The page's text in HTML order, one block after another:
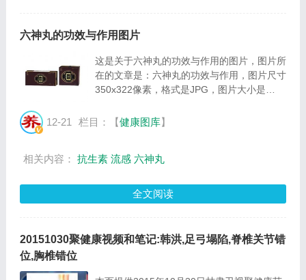
六神丸的功效与作用图片
这是关于六神丸的功效与作用的图片，图片所
在的文章是：六神丸的功效与作用，图片尺寸
350x322像素，格式是JPG，图片大小是
12-21 栏目：【健康图库】
相关内容： 抗生素 流感 六神丸
全文阅读
20151030聚健康视频和笔记:韩洪,足弓塌陷,脊椎关节错
位,胸椎错位